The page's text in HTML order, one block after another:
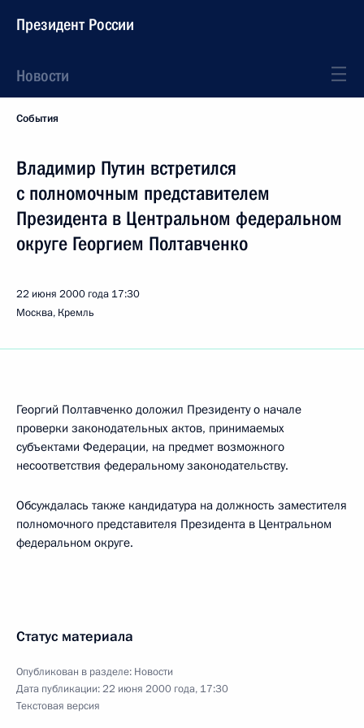
Президент России
Новости
События
Владимир Путин встретился
с полномочным представителем
Президента в Центральном федеральном
округе Георгием Полтавченко
22 июня 2000 года 17:30
Москва, Кремль
Георгий Полтавченко доложил Президенту о начале
проверки законодательных актов, принимаемых
субъектами Федерации, на предмет возможного
несоответствия федеральному законодательству.
Обсуждалась также кандидатура на должность заместителя
полномочного представителя Президента в Центральном
федеральном округе.
Статус материала
Опубликован в разделе: Новости
Дата публикации:22 июня 2000 года, 17:30
Текстовая версия